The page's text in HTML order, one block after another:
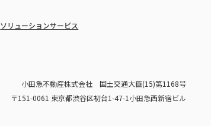
ソリューションサービス
小田急不動産株式会社 国土交通大臣(15)第1168号
〒151-0061 東京都渋谷区初台1-47-1小田急西新宿ビル